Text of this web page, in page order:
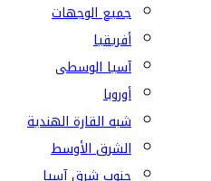
جميع الوجهات
أفريقيا
آسيا الوسطى
أوروبا
شبه القارة الهندية
الشرق الأوسط
جنوب شرق آسيا